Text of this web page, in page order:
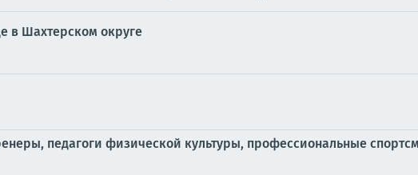
в Шахтерском округе
педагоги физической культуры, профессиональные